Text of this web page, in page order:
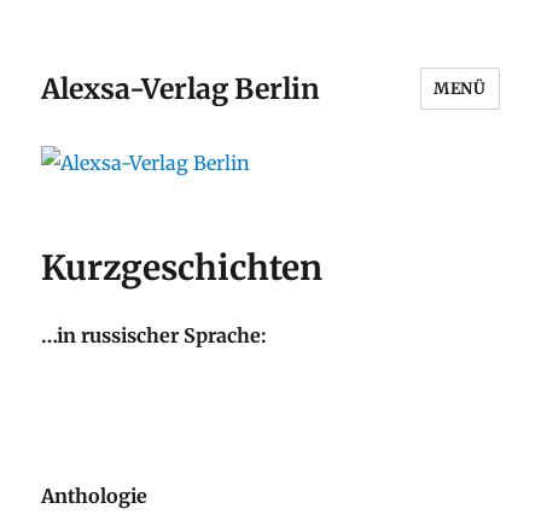
Alexsa-Verlag Berlin MENÜ
Kurzgeschichten
…in russischer Sprache:
Anthologie